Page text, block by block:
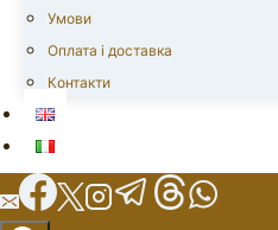
Умови
Оплата і доставка
Контакти